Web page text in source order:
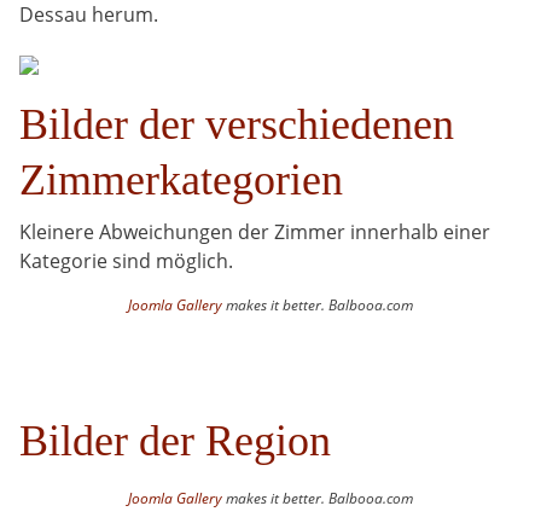
Dessau herum.
Bilder der verschiedenen
Zimmerkategorien
Kleinere Abweichungen der Zimmer innerhalb einer
Kategorie sind möglich.
Joomla Gallerymakes it better. Balbooa.com
Bilder der Region
Joomla Gallerymakes it better. Balbooa.com